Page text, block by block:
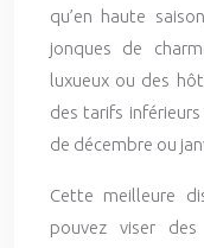
qu’en haute
jonques de
luxueux ou des
des tarifs
de décembre ou
Cette meilleure
pouvez viser